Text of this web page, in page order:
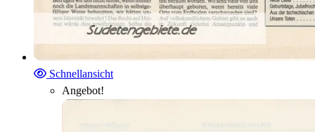
Schnellansicht
Angebot!